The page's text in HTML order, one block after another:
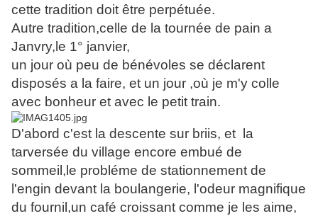
cette tradition doit être perpétuée.
Autre tradition,celle de la tournée de pain a
Janvry,le 1° janvier,
un jour où peu de bénévoles se déclarent
disposés a la faire, et un jour ,où je m'y colle
avec bonheur et avec le petit train.
D'abord c'est la descente sur briis, et la
tarversée du village encore embué de
sommeil,le probléme de stationnement de
l'engin devant la boulangerie, l'odeur magnifique
du fournil,un café croissant comme je les aime,